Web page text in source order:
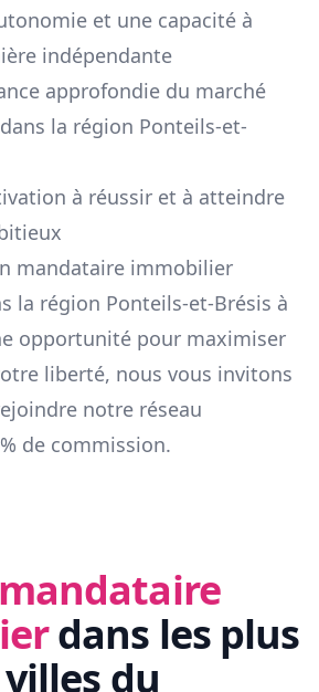
et une capacité à
indépendante
approfondie du marché
la région Ponteils-et-
à réussir et à atteindre
mandataire immobilier
la région Ponteils-et-Brésis à
opportunité pour maximiser
liberté, nous vous invitons
notre réseau
de commission.
dans les plus
du